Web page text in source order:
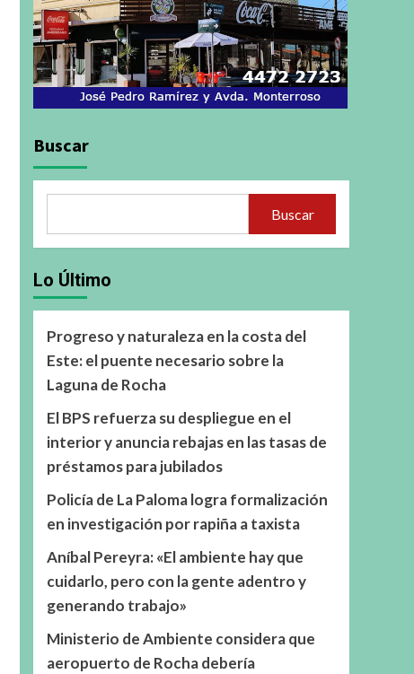
Buscar
Buscar
Lo Último
Progreso y naturaleza en la costa del
Este: el puente necesario sobre la
Laguna de Rocha
El BPS refuerza su despliegue en el
interior y anuncia rebajas en las tasas de
préstamos para jubilados
Policía de La Paloma logra formalización
en investigación por rapiña a taxista
Aníbal Pereyra: «El ambiente hay que
cuidarlo, pero con la gente adentro y
generando trabajo»
Ministerio de Ambiente considera que
aeropuerto de Rocha debería